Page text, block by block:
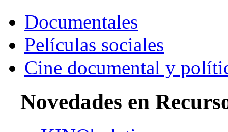
Documentales
Películas sociales
Cine documental y
Novedades en